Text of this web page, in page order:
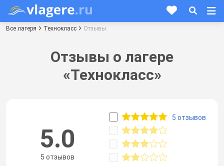
Все лагеря Технокласс Отзывы
Отзывы о лагере
«Технокласс»
5.0
5 отзывов
5 отзывов